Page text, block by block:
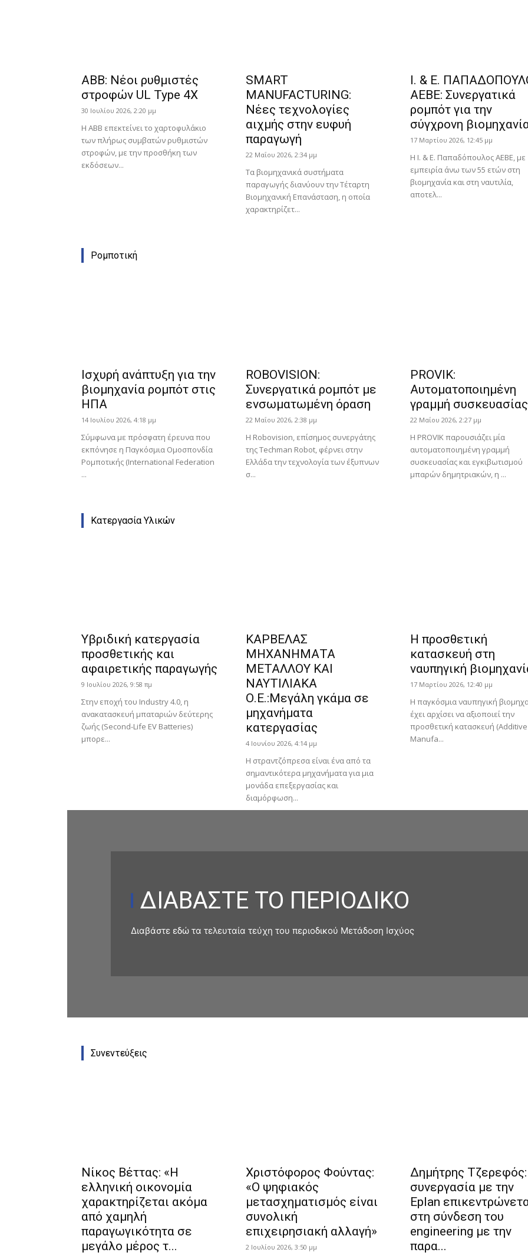
ABB: Νέοι ρυθμιστές
στροφών UL Type 4X
30 Ιουλίου 2026, 2:20 μμ
Η ABB επεκτείνει το χαρτοφυλάκιο
των πλήρως συμβατών ρυθμιστών
στροφών, με την προσθήκη των
εκδόσεων...
SMART
MANUFACTURING:
Νέες τεχνολογίες
αιχμής στην ευφυή
παραγωγή
22 Μαΐου 2026, 2:34 μμ
Τα βιομηχανικά συστήματα
παραγωγής διανύουν την Τέταρτη
Βιομηχανική Επανάσταση, η οποία
χαρακτηρίζετ...
Ι. & Ε.
ΑΕΒΕ: Συνεργατικά
ρομπότ για την
σύγχρονη
17 Μαρτίου 2026, 12:45 μμ
Η Ι. & Ε. Παπαδόπουλος ΑΕΒΕ, με
εμπειρία άνω των 55 ετών στη
βιομηχανία και στη ναυτιλία,
αποτελ...
Ρομποτική
Ισχυρή ανάπτυξη για την
βιομηχανία ρομπότ στις
ΗΠΑ
14 Ιουλίου 2026, 4:18 μμ
Σύμφωνα με πρόσφατη έρευνα που
εκπόνησε η Παγκόσμια Ομοσπονδία
Ρομποτικής (International Federation
...
ROBOVISION:
Συνεργατικά ρομπότ με
ενσωματωμένη όραση
22 Μαΐου 2026, 2:38 μμ
Η Robovision, επίσημος συνεργάτης
της Techman Robot, φέρνει στην
Ελλάδα την τεχνολογία των έξυπνων
σ...
PROVIK:
Αυτοματοποιημένη
γραμμή συσκευασίας
22 Μαΐου 2026, 2:27 μμ
H PROVIK παρουσιάζει μία
αυτοματοποιημένη γραμμή
συσκευασίας και εγκιβωτισμού
μπαρών δημητριακών, η ...
Κατεργασία Υλικών
Υβριδική κατεργασία
προσθετικής και
αφαιρετικής παραγωγής
9 Ιουλίου 2026, 9:58 πμ
Στην εποχή του Industry 4.0, η
ανακατασκευή μπαταριών δεύτερης
ζωής (Second-Life EV Batteries)
μπορε...
ΚΑΡΒΕΛΑΣ
ΜΗΧΑΝΗΜΑΤΑ
ΜΕΤΑΛΛΟΥ ΚΑΙ
ΝΑΥΤΙΛΙΑΚΑ
Ο.Ε.:Μεγάλη γκάμα σε
μηχανήματα
κατεργασίας
4 Ιουνίου 2026, 4:14 μμ
Η στραντζόπρεσα είναι ένα από τα
σημαντικότερα μηχανήματα για μια
μονάδα επεξεργασίας και
διαμόρφωση...
Η προσθετική
κατασκευή στη
ναυπηγική
17 Μαρτίου 2026, 12:40 μμ
Η παγκόσμια ναυπηγική
έχει αρχίσει να αξιοποιεί την
προσθετική κατασκευή (Additive
Manufa...
ΔΙΑΒΑΣΤΕ ΤΟ ΠΕΡΙΟΔΙΚΟ
Διαβάστε εδώ τα τελευταία τεύχη του περιοδικού Μετάδοση Ισχύος
Συνεντεύξεις
Νίκος Βέττας: «Η
ελληνική οικονομία
χαρακτηρίζεται ακόμα
από χαμηλή
παραγωγικότητα σε
μεγάλο μέρος τ...
Χριστόφορος Φούντας:
«Ο ψηφιακός
μετασχηματισμός είναι
συνολική
επιχειρησιακή αλλαγή»
2 Ιουλίου 2026, 3:50 μμ
Δημήτρης
συνεργασία με την
Eplan
στη σύνδεση του
engineering με την
παρα...